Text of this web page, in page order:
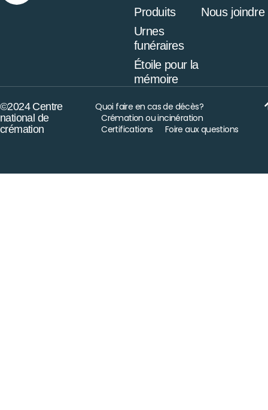
Produits
Urnes
funéraires
Étoile pour la
mémoire
Nous joindre
©2024 Centre
national de
crémation
Quoi faire en cas de décès?
Crémation ou incinération
Certifications
Foire aux questions